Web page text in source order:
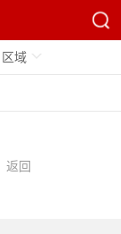
区域
返回